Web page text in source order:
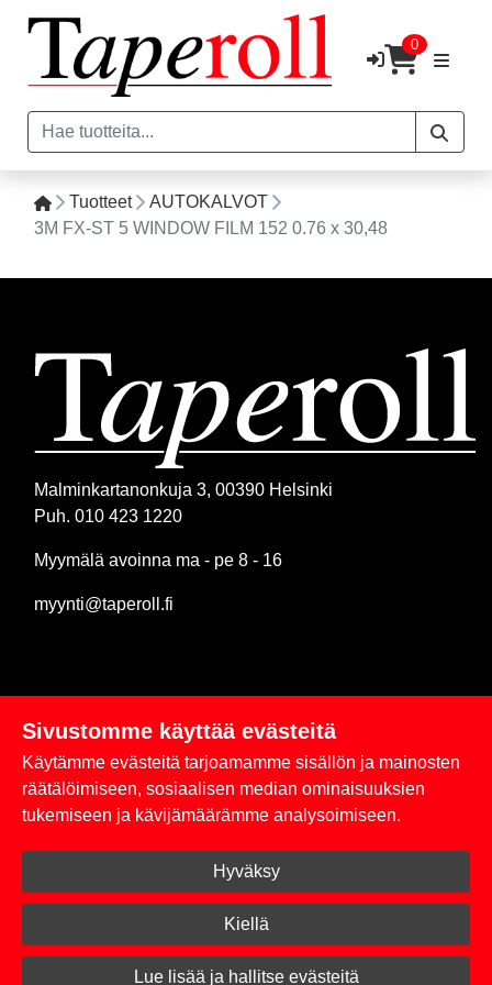
0
Tuotteet
AUTOKALVOT
3M FX-ST 5 WINDOW FILM 152 0.76 x 30,48
Malminkartanonkuja 3, 00390 Helsinki
Puh. 010 423 1220
Myymälä avoinna ma - pe 8 - 16
myynti@taperoll.fi
Linkit
Rekisteriseloste
Toimitus- ja maksuehdot
Kirjaudu sisään
© 2026 Taperoll
Sivustomme käyttää evästeitä
Käytämme evästeitä tarjoamamme sisällön ja mainosten
räätälöimiseen, sosiaalisen median ominaisuuksien
tukemiseen ja kävijämäärämme analysoimiseen.
Hyväksy
Kiellä
Lue lisää ja hallitse evästeitä